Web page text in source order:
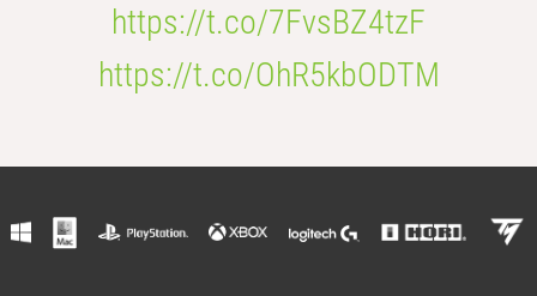
https://t.co/7FvsBZ4tzF
https://t.co/OhR5kbODTM